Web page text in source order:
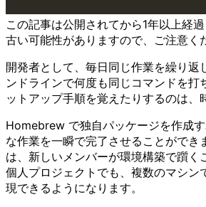
この記事は公開されてから1年以上経
古い可能性がありますので、ご注意く
開発者として、毎日同じ作業を繰り返
ンドラインで何度も同じコマンドを打
ットアップ手順を覚えたりするのは、
Homebrew で独自パッケージを作成
な作業を一瞬で完了させることができ
は、新しいメンバーが環境構築で躓く
個人プロジェクトでも、複数のマシン
現できるようになります。